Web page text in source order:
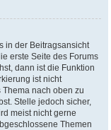
in der Beitragsansicht
erste Seite des Forums
dann ist die Funktion
ist nicht
nach oben zu
Stelle jedoch sicher,
meist nicht gerne
Themen